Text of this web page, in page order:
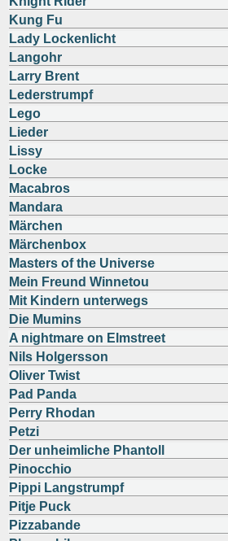
Kung Fu
Lady Lockenlicht
Langohr
Larry Brent
Lederstrumpf
Lego
Lieder
Lissy
Locke
Macabros
Mandara
Märchen
Märchenbox
Masters of the Universe
Mein Freund Winnetou
Mit Kindern unterwegs
Die Mumins
A nightmare on Elmstreet
Nils Holgersson
Oliver Twist
Pad Panda
Perry Rhodan
Petzi
Der unheimliche Phantoll
Pinocchio
Pippi Langstrumpf
Pitje Puck
Pizzabande